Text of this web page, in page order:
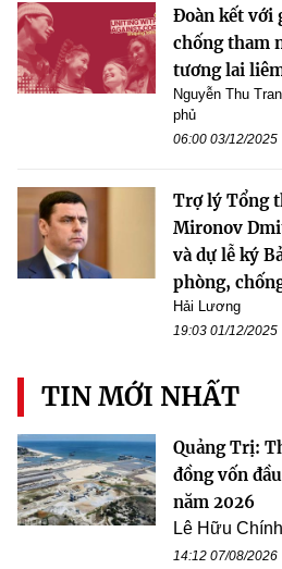
Đoàn kết với
chống tham
tương lai
Nguyễn Thu
phủ
06:00 03/12/2025
Trợ lý Tổng
Mironov
và dự lễ ký
phòng,
Hải Lương
19:03 01/12/2025
TIN MỚI NHẤT
Quảng Trị:
đồng vốn
năm 2026
Lê Hữu Chính
14:12 07/08/2026